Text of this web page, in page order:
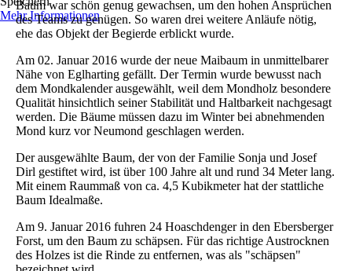
Baum war schön genug gewachsen, um den hohen Ansprüchen
des Teams zu genügen. So waren drei weitere Anläufe nötig,
ehe das Objekt der Begierde erblickt wurde.
Am 02. Januar 2016 wurde der neue Maibaum in unmittelbarer
Nähe von Eglharting gefällt. Der Termin wurde bewusst nach
dem Mondkalender ausgewählt, weil dem Mondholz besondere
Qualität hinsichtlich seiner Stabilität und Haltbarkeit nachgesagt
werden. Die Bäume müssen dazu im Winter bei abnehmenden
Mond kurz vor Neumond geschlagen werden.
Der ausgewählte Baum, der von der Familie Sonja und Josef
Dirl gestiftet wird, ist über 100 Jahre alt und rund 34 Meter lang.
Mit einem Raummaß von ca. 4,5 Kubikmeter hat der stattliche
Baum Idealmaße.
Am 9. Januar 2016 fuhren 24 Hoaschdenger in den Ebersberger
Forst, um den Baum zu schäpsen. Für das richtige Austrocknen
des Holzes ist die Rinde zu entfernen, was als "schäpsen"
Mehr Informationen